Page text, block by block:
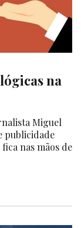
na
Miguel
publicidade
nas mãos de